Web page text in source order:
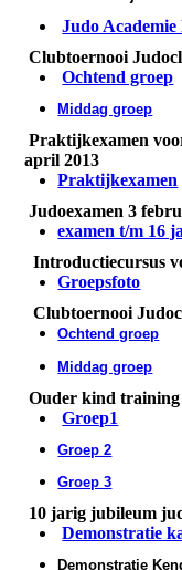
Judo
Clubtoernooi
Ochtend groep
Middag groep
Praktijkexamen
april 2013
Praktijkexamen
Judoexamen 3
examen t/m 16
Introductiecursus
Groepsfoto
Clubtoernooi
Ochtend groep
Middag groep
Ouder kind
Groep1
Groep 2
Groep 3
10 jarig jubileum
Demonstratie
Demonstratie